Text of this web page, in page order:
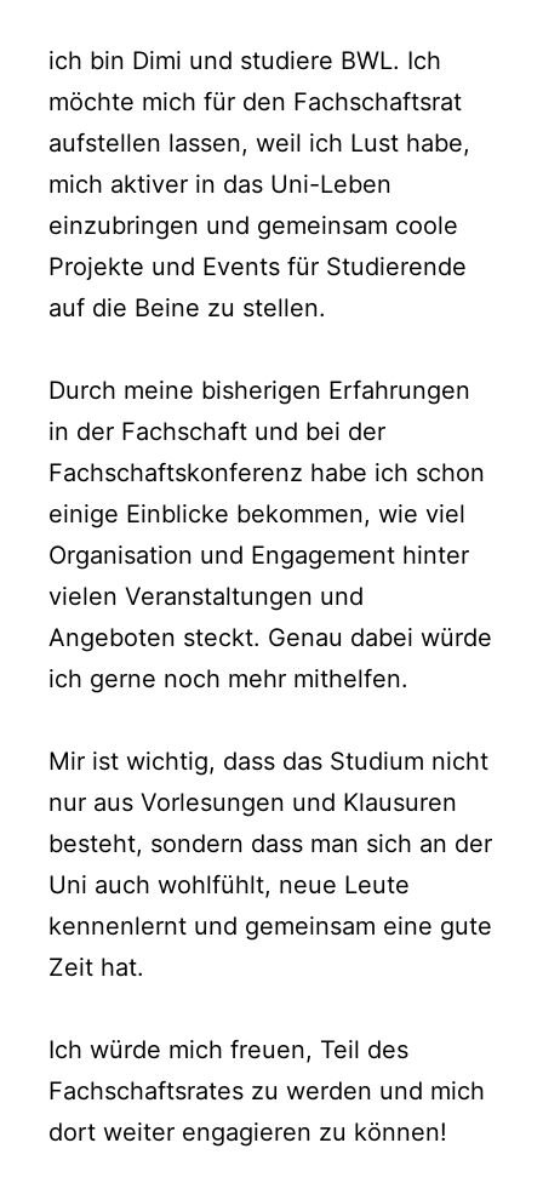
ich bin Dimi und studiere BWL. Ich
möchte mich für den Fachschaftsrat
aufstellen lassen, weil ich Lust habe,
mich aktiver in das Uni-Leben
einzubringen und gemeinsam coole
Projekte und Events für Studierende
auf die Beine zu stellen.
Durch meine bisherigen Erfahrungen
in der Fachschaft und bei der
Fachschaftskonferenz habe ich schon
einige Einblicke bekommen, wie viel
Organisation und Engagement hinter
vielen Veranstaltungen und
Angeboten steckt. Genau dabei würde
ich gerne noch mehr mithelfen.
Mir ist wichtig, dass das Studium nicht
nur aus Vorlesungen und Klausuren
besteht, sondern dass man sich an der
Uni auch wohlfühlt, neue Leute
kennenlernt und gemeinsam eine gute
Zeit hat.
Ich würde mich freuen, Teil des
Fachschaftsrates zu werden und mich
dort weiter engagieren zu können!